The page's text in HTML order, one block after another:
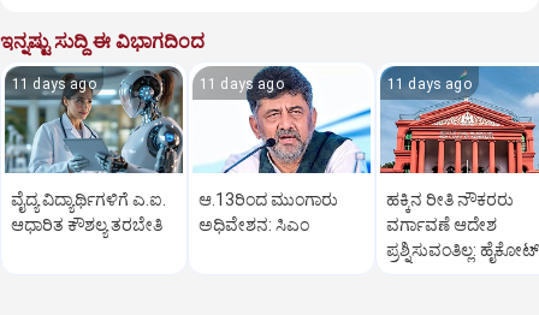
ಇನ್ನಷ್ಟು ಸುದ್ದಿ ಈ ವಿಭಾಗದಿಂದ
11 days ago
ವೈದ್ಯ ವಿದ್ಯಾರ್ಥಿಗಳಿಗೆ ಎ.ಐ.
ಆಧಾರಿತ ಕೌಶಲ್ಯ ತರಬೇತಿ
11 days ago
ಆ.13ರಿಂದ ಮುಂಗಾರು
ಅಧಿವೇಶನ: ಸಿಎಂ
11 days ago
ಹಕ್ಕಿನ ರೀತಿ ನೌಕರರು
ವರ್ಗಾವಣೆ ಆದೇಶ
ಪ್ರಶ್ನಿಸುವಂತಿಲ್ಲ: